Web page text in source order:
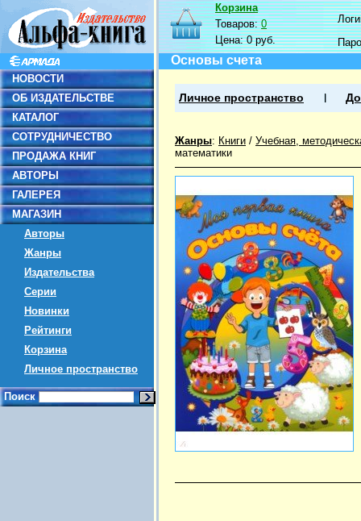
НОВОСТИ
ОБ ИЗДАТЕЛЬСТВЕ
КАТАЛОГ
СОТРУДНИЧЕСТВО
ПРОДАЖА КНИГ
АВТОРЫ
ГАЛЕРЕЯ
МАГАЗИН
Авторы
Жанры
Издательства
Серии
Новинки
Рейтинги
Корзина
Личное пространство
Поиск
Корзина
Товаров:0
Цена:0 руб.
Основы счета
Личное пространство
Жанры: Книги / Учебная,
математики